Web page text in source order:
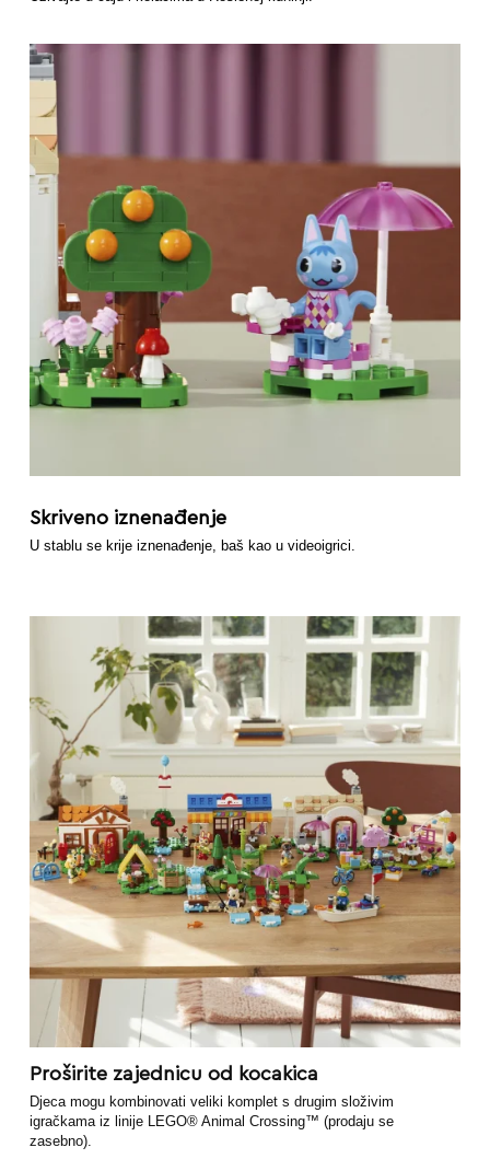
Skriveno iznenađenje
U stablu se krije iznenađenje, baš kao u videoigrici.
Proširite zajednicu od kocakica
Djeca mogu kombinovati veliki komplet s drugim složivim
igračkama iz linije LEGO® Animal Crossing™ (prodaju se
zasebno).